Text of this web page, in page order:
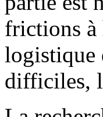
frictions à
logistique
difficiles,